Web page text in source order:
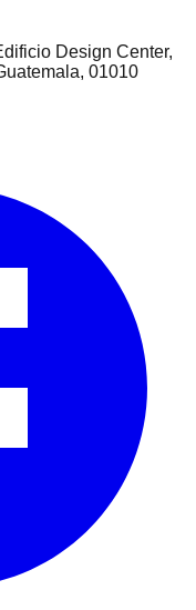
Design Center,
01010